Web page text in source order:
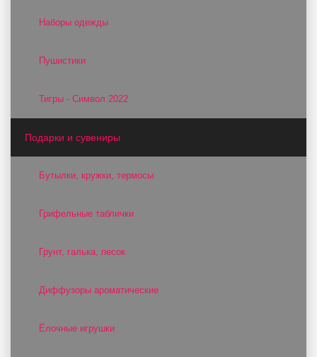
Наборы одежды
Пушистики
Тигры - Символ 2022
Подарки и сувениры
Бутылки, кружки, термосы
Грифельные таблички
Грунт, галька, песок
Диффузоры ароматические
Ёлочные игрушки